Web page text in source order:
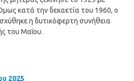
κατά την δεκαετία του 1960, ο
η δυτικόφερτη συνήθεια
του Μαΐου.
2025